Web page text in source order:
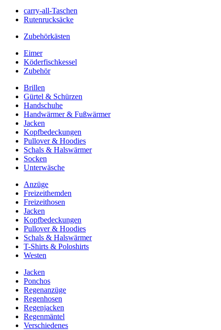
carry-all-Taschen
Rutenrucksäcke
Zubehörkästen
Eimer
Köderfischkessel
Zubehör
Brillen
Gürtel & Schürzen
Handschuhe
Handwärmer & Fußwärmer
Jacken
Kopfbedeckungen
Pullover & Hoodies
Schals & Halswärmer
Socken
Unterwäsche
Anzüge
Freizeithemden
Freizeithosen
Jacken
Kopfbedeckungen
Pullover & Hoodies
Schals & Halswärmer
T-Shirts & Poloshirts
Westen
Jacken
Ponchos
Regenanzüge
Regenhosen
Regenjacken
Regenmäntel
Verschiedenes